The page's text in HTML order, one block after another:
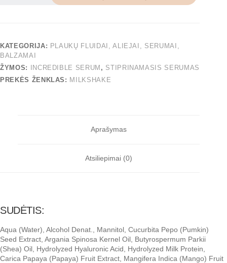
KATEGORIJA: PLAUKŲ FLUIDAI, ALIEJAI, SERUMAI,
BALZAMAI
ŽYMOS:
INCREDIBLE SERUM , STIPRINAMASIS SERUMAS
PREKĖS ŽENKLAS: MILKSHAKE
Aprašymas
Atsiliepimai (0)
SUDĖTIS:
Aqua (Water), Alcohol Denat., Mannitol, Cucurbita Pepo (Pumkin)
Seed Extract, Argania Spinosa Kernel Oil, Butyrospermum Parkii
(Shea) Oil, Hydrolyzed Hyaluronic Acid, Hydrolyzed Milk Protein,
Carica Papaya (Papaya) Fruit Extract, Mangifera Indica (Mango) Fruit